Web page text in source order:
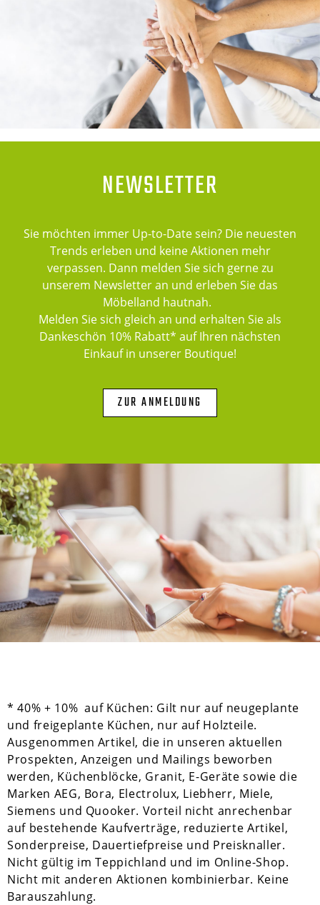
NEWSLETTER
Sie möchten immer Up-to-Date sein? Die neuesten
Trends erleben und keine Aktionen mehr
verpassen. Dann melden Sie sich gerne zu
unserem Newsletter an und erleben Sie das
Möbelland hautnah.
Melden Sie sich gleich an und erhalten Sie als
Dankeschön 10% Rabatt* auf Ihren nächsten
Einkauf in unserer Boutique!
ZUR ANMELDUNG
* 40% + 10% auf Küchen: Gilt nur auf neugeplante
und freigeplante Küchen, nur auf Holzteile.
Ausgenommen Artikel, die in unseren aktuellen
Prospekten, Anzeigen und Mailings beworben
werden, Küchenblöcke, Granit, E-Geräte sowie die
Marken AEG, Bora, Electrolux, Liebherr, Miele,
Siemens und Quooker. Vorteil nicht anrechenbar
auf bestehende Kaufverträge, reduzierte Artikel,
Sonderpreise, Dauertiefpreise und Preisknaller.
Nicht gültig im Teppichland und im Online-Shop.
Nicht mit anderen Aktionen kombinierbar. Keine
Barauszahlung.